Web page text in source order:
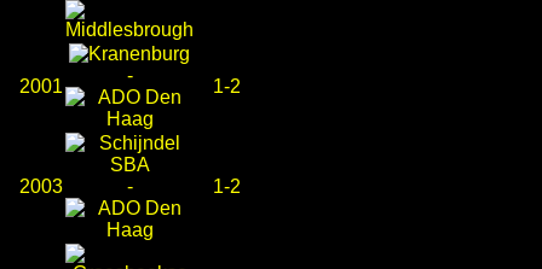
2001
-
1-2
2003 - 1-2